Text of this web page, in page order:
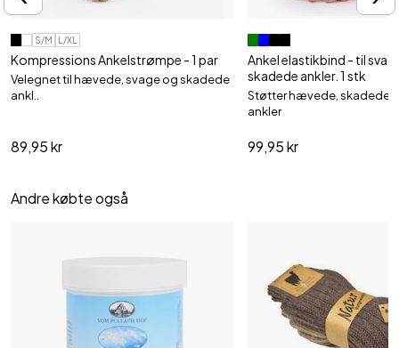
S/M L/XL
Kompressions Ankelstrømpe - 1 par
Velegnet til hævede, svage og skadede
ankl..
89,95 kr
Ankel elastikbind - til
skadede ankler. 1 stk
Støtter hævede, skadede
ankler
99,95 kr
Andre købte også